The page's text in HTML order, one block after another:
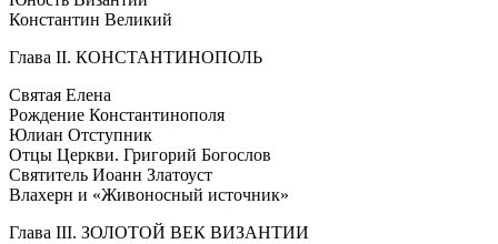
Константин Великий
Глава II. КОНСТАНТИНОПОЛЬ
Святая Елена
Рождение Константинополя
Юлиан Отступник
Отцы Церкви. Григорий Богослов
Святитель Иоанн Златоуст
Влахерн и «Живоносный источник»
Глава III. ЗОЛОТОЙ ВЕК ВИЗАНТИИ